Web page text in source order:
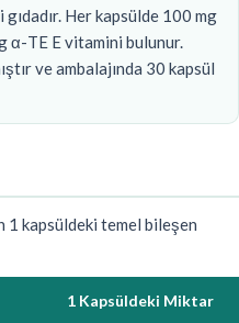
Her kapsülde 100 mg
α-TE E vitamini bulunur.
ve ambalajında 30 kapsül
1 kapsüldeki temel bileşen
1 Kapsüldeki Miktar